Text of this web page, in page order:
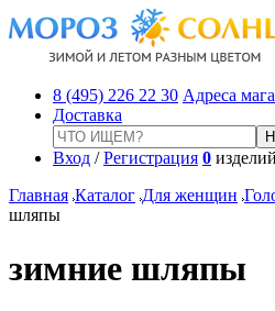
8 (495) 226 22 30 Адреса
Доставка
Вход /Регистрация 0
Главная Каталог Для женщин
шляпы
зимние шляпы